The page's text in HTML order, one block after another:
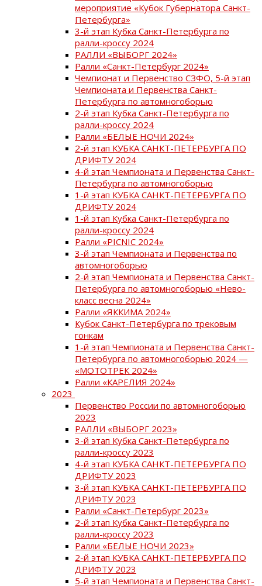
мероприятие «Кубок Губернатора Санкт-
Петербурга»
3-й этап Кубка Санкт-Петербурга по
ралли-кроссу 2024
РАЛЛИ «ВЫБОРГ 2024»
Ралли «Санкт-Петербург 2024»
Чемпионат и Первенство СЗФО, 5-й этап
Чемпионата и Первенства Санкт-
Петербурга по автомногоборью
2-й этап Кубка Санкт-Петербурга по
ралли-кроссу 2024
Ралли «БЕЛЫЕ НОЧИ 2024»
2-й этап КУБКА САНКТ-ПЕТЕРБУРГА ПО
ДРИФТУ 2024
4-й этап Чемпионата и Первенства Санкт-
Петербурга по автомногоборью
1-й этап КУБКА САНКТ-ПЕТЕРБУРГА ПО
ДРИФТУ 2024
1-й этап Кубка Санкт-Петербурга по
ралли-кроссу 2024
Ралли «PICNIC 2024»
3-й этап Чемпионата и Первенства по
автомногоборью
2-й этап Чемпионата и Первенства Санкт-
Петербурга по автомногоборью «Нево-
класс весна 2024»
Ралли «ЯККИМА 2024»
Кубок Санкт-Петербурга по трековым
гонкам
1-й этап Чемпионата и Первенства Санкт-
Петербурга по автомногоборью 2024 —
«МОТОТРЕК 2024»
Ралли «КАРЕЛИЯ 2024»
2023
Первенство России по автомногоборью
2023
РАЛЛИ «ВЫБОРГ 2023»
3-й этап Кубка Санкт-Петербурга по
ралли-кроссу 2023
4-й этап КУБКА САНКТ-ПЕТЕРБУРГА ПО
ДРИФТУ 2023
3-й этап КУБКА САНКТ-ПЕТЕРБУРГА ПО
ДРИФТУ 2023
Ралли «Санкт-Петербург 2023»
2-й этап Кубка Санкт-Петербурга по
ралли-кроссу 2023
Ралли «БЕЛЫЕ НОЧИ 2023»
2-й этап КУБКА САНКТ-ПЕТЕРБУРГА ПО
ДРИФТУ 2023
5-й этап Чемпионата и Первенства Санкт-